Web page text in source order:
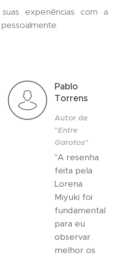
experiências com a
Pablo
Torrens
Autor de
"Entre
Garotos"
"A resenha
feita pela
Lorena
Miyuki foi
fundamental
para eu
observar
melhor os